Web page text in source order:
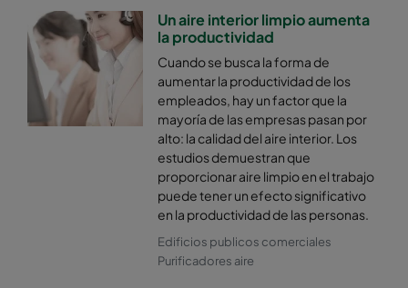
Un aire interior limpio aumenta
la productividad
Cuando se busca la forma de
aumentar la productividad de los
empleados, hay un factor que la
mayoría de las empresas pasan por
alto: la calidad del aire interior. Los
estudios demuestran que
proporcionar aire limpio en el trabajo
puede tener un efecto significativo
en la productividad de las personas.
Edificios publicos comerciales
Purificadores aire